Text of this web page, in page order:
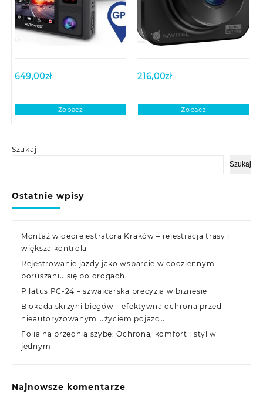
Szukaj
Szukaj
Ostatnie wpisy
Montaż wideorejestratora Kraków – rejestracja trasy i
większa kontrola
Rejestrowanie jazdy jako wsparcie w codziennym
poruszaniu się po drogach
Pilatus PC-24 – szwajcarska precyzja w biznesie
Blokada skrzyni biegów – efektywna ochrona przed
nieautoryzowanym użyciem pojazdu
Folia na przednią szybę: Ochrona, komfort i styl w
jednym
Najnowsze komentarze
649,00zł
Zobacz
216,00zł
Zobacz